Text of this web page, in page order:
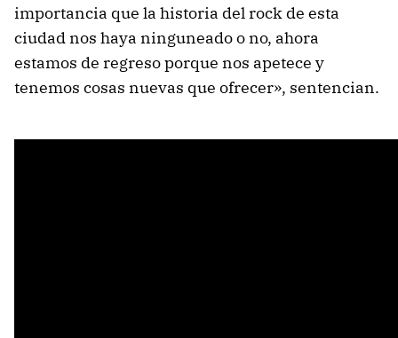
importancia que la historia del rock de esta
ciudad nos haya ninguneado o no, ahora
estamos de regreso porque nos apetece y
tenemos cosas nuevas que ofrecer», sentencian.